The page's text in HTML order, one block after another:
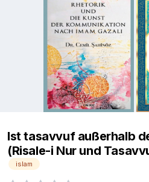
Ist tasavvuf außerhalb
(Risale-i Nur und
islam